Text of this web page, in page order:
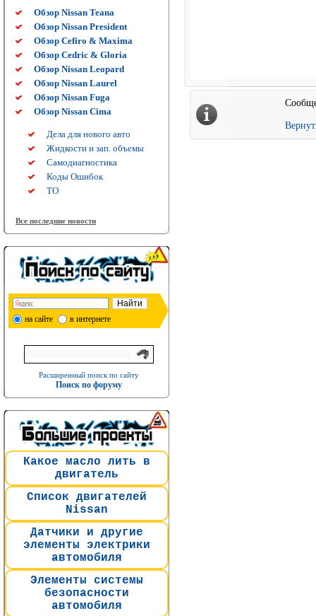
Обзор Nissan Teana
Обзор Nissan President
Обзор Cefiro & Maxima
Обзор Cedric & Gloria
Обзор Nissan Leopard
Обзор Nissan Laurel
Обзор Nissan Fuga
Обзор Nissan Cima
Дела для нового авто
Жидкости и зап. объемы
Самодиагностика
Коды Ошибок
ТО
Все последние новости
на сайте в интернете
Расширенный поиск по сайту
Поиск по форуму
Какое масло лить в
двигатель
Список двигателей
Nissan
Датчики и другие
элементы электрики
автомобиля
Элементы системы
безопасности
автомобиля